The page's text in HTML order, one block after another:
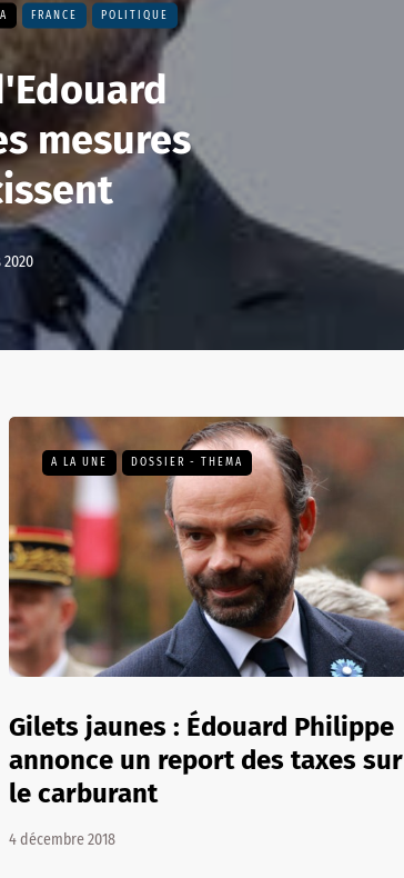
FRANCE POLITIQUE
mesures
2020
A LA UNE DOSSIER - THEMA
Gilets jaunes : Édouard Philippe
annonce un report des taxes sur
le carburant
4 décembre 2018